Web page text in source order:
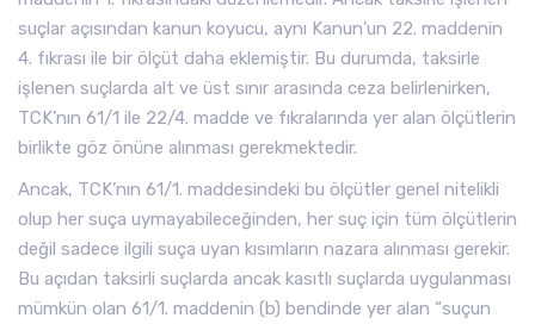
suçlar açısından kanun koyucu, aynı Kanun’un 22. maddenin
4. fıkrası ile bir ölçüt daha eklemiştir. Bu durumda, taksirle
işlenen suçlarda alt ve üst sınır arasında ceza belirlenirken,
TCK’nın 61/1 ile 22/4. madde ve fıkralarında yer alan ölçütlerin
birlikte göz önüne alınması gerekmektedir.
Ancak, TCK’nın 61/1. maddesindeki bu ölçütler genel nitelikli
olup her suça uymayabileceğinden, her suç için tüm ölçütlerin
değil sadece ilgili suça uyan kısımların nazara alınması gerekir.
Bu açıdan taksirli suçlarda ancak kasıtlı suçlarda uygulanması
mümkün olan 61/1. maddenin (b) bendinde yer alan “suçun